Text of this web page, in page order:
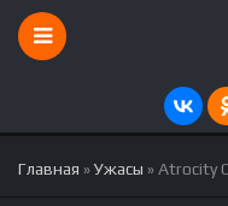
Главная »Ужасы » Atrocity